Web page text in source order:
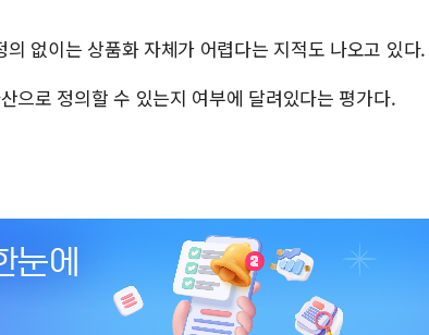
없이는 상품화 자체가 어렵다는 지적도 나오고 있다.
으로 정의할 수 있는지 여부에 달려있다는 평가다.